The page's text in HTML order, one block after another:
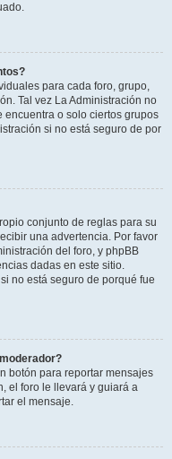
para cada foro, grupo,
Tal vez La Administración no
encuentra o solo ciertos grupos
si no está seguro de por
conjunto de reglas para su
una advertencia. Por favor
del foro, y phpBB
dadas en este sitio.
no está seguro de porqué fue
botón para reportar mensajes
el foro le llevará y guiará a
el mensaje.